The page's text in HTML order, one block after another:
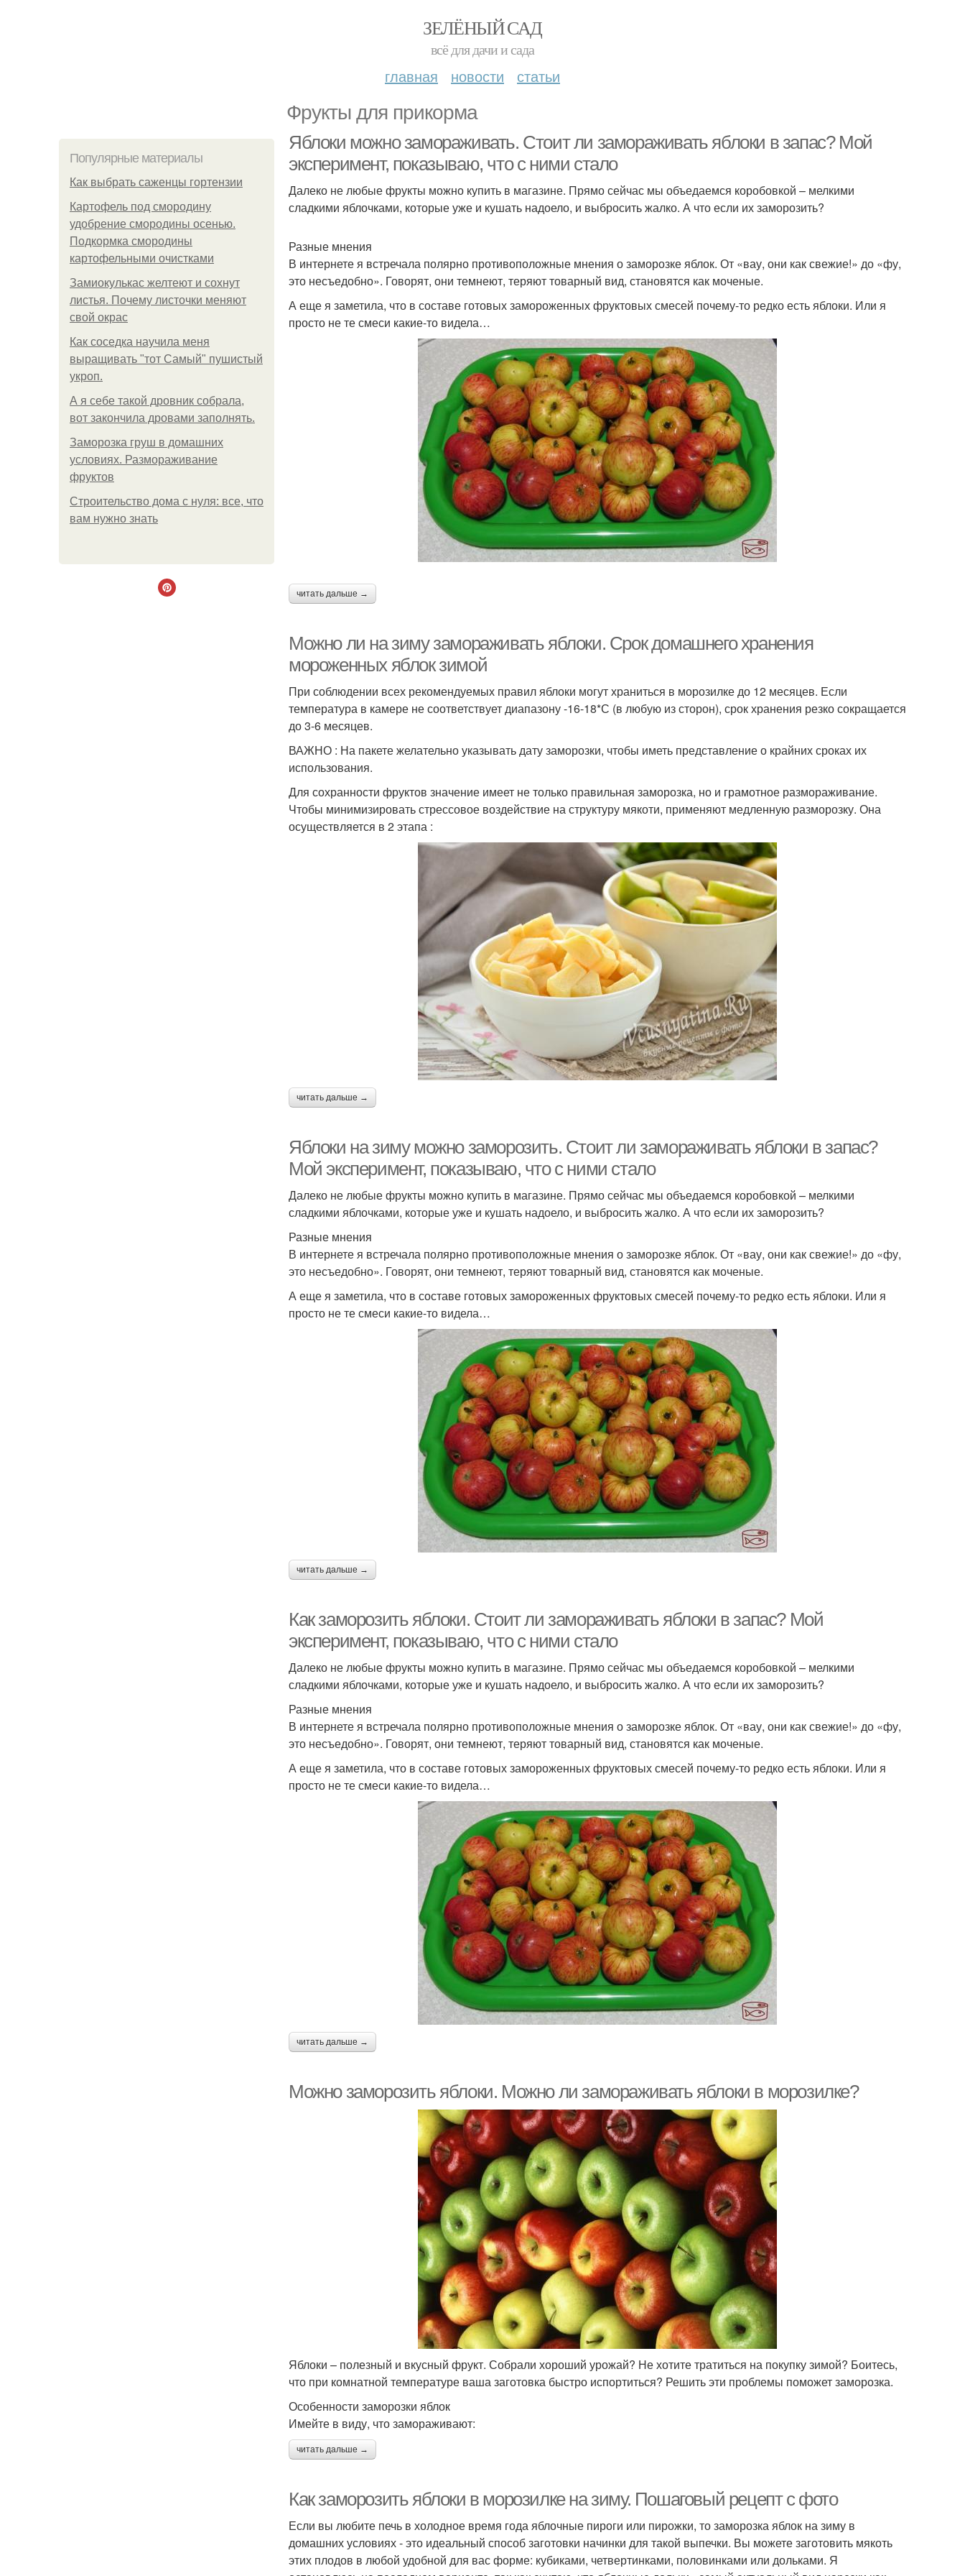
ЗЕЛЁНЫЙ САД
всё для дачи и сада
главная новости статьи
Фрукты для прикорма
Популярные материалы
Как выбрать саженцы гортензии
Картофель под смородину
удобрение смородины осенью.
Подкормка смородины
картофельными очистками
Замиокулькас желтеют и сохнут
листья. Почему листочки меняют
свой окрас
Как соседка научила меня
выращивать "тот Самый" пушистый
укроп.
А я себе такой дровник собрала,
вот закончила дровами заполнять.
Заморозка груш в домашних
условиях. Размораживание
фруктов
Строительство дома с нуля: все, что
вам нужно знать
Яблоки можно замораживать. Стоит ли замораживать яблоки в запас? Мой
эксперимент, показываю, что с ними стало
Далеко не любые фрукты можно купить в магазине. Прямо сейчас мы объедаемся коробовкой – мелкими
сладкими яблочками, которые уже и кушать надоело, и выбросить жалко. А что если их заморозить?
Разные мнения
В интернете я встречала полярно противоположные мнения о заморозке яблок. От «вау, они как свежие!» до «фу,
это несъедобно». Говорят, они темнеют, теряют товарный вид, становятся как моченые.
А еще я заметила, что в составе готовых замороженных фруктовых смесей почему-то редко есть яблоки. Или я
просто не те смеси какие-то видела…
читать дальше →
Можно ли на зиму замораживать яблоки. Срок домашнего хранения
мороженных яблок зимой
При соблюдении всех рекомендуемых правил яблоки могут храниться в морозилке до 12 месяцев. Если
температура в камере не соответствует диапазону -16-18*С (в любую из сторон), срок хранения резко сокращается
до 3-6 месяцев.
ВАЖНО : На пакете желательно указывать дату заморозки, чтобы иметь представление о крайних сроках их
использования.
Для сохранности фруктов значение имеет не только правильная заморозка, но и грамотное размораживание.
Чтобы минимизировать стрессовое воздействие на структуру мякоти, применяют медленную разморозку. Она
осуществляется в 2 этапа :
читать дальше →
Яблоки на зиму можно заморозить. Стоит ли замораживать яблоки в запас?
Мой эксперимент, показываю, что с ними стало
Далеко не любые фрукты можно купить в магазине. Прямо сейчас мы объедаемся коробовкой – мелкими
сладкими яблочками, которые уже и кушать надоело, и выбросить жалко. А что если их заморозить?
Разные мнения
В интернете я встречала полярно противоположные мнения о заморозке яблок. От «вау, они как свежие!» до «фу,
это несъедобно». Говорят, они темнеют, теряют товарный вид, становятся как моченые.
А еще я заметила, что в составе готовых замороженных фруктовых смесей почему-то редко есть яблоки. Или я
просто не те смеси какие-то видела…
читать дальше →
Как заморозить яблоки. Стоит ли замораживать яблоки в запас? Мой
эксперимент, показываю, что с ними стало
Далеко не любые фрукты можно купить в магазине. Прямо сейчас мы объедаемся коробовкой – мелкими
сладкими яблочками, которые уже и кушать надоело, и выбросить жалко. А что если их заморозить?
Разные мнения
В интернете я встречала полярно противоположные мнения о заморозке яблок. От «вау, они как свежие!» до «фу,
это несъедобно». Говорят, они темнеют, теряют товарный вид, становятся как моченые.
А еще я заметила, что в составе готовых замороженных фруктовых смесей почему-то редко есть яблоки. Или я
просто не те смеси какие-то видела…
читать дальше →
Можно заморозить яблоки. Можно ли замораживать яблоки в морозилке?
Яблоки – полезный и вкусный фрукт. Собрали хороший урожай? Не хотите тратиться на покупку зимой? Боитесь,
что при комнатной температуре ваша заготовка быстро испортиться? Решить эти проблемы поможет заморозка.
Особенности заморозки яблок
Имейте в виду, что замораживают:
читать дальше →
Как заморозить яблоки в морозилке на зиму. Пошаговый рецепт с фото
Если вы любите печь в холодное время года яблочные пироги или пирожки, то заморозка яблок на зиму в
домашних условиях - это идеальный способ заготовки начинки для такой выпечки. Вы можете заготовить мякоть
этих плодов в любой удобной для вас форме: кубиками, четвертинками, половинками или дольками. Я